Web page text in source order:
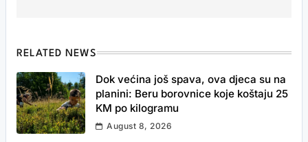
RELATED NEWS
Dok većina još spava, ova djeca su na
planini: Beru borovnice koje koštaju 25
KM po kilogramu
August 8, 2026